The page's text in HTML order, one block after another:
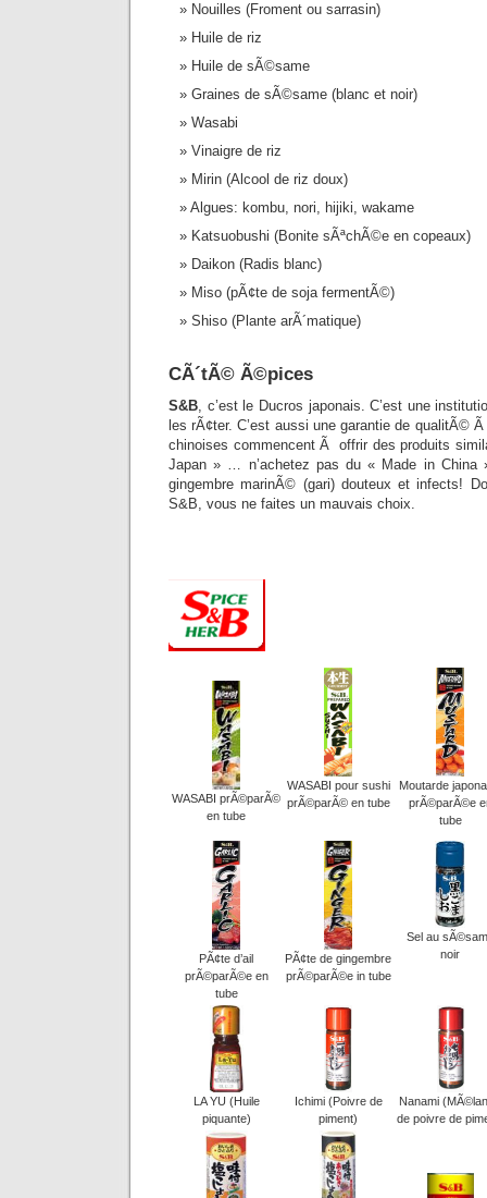
Nouilles (Froment ou sarrasin)
Huile de riz
Huile de sÃ©same
Graines de sÃ©same (blanc et noir)
Wasabi
Vinaigre de riz
Mirin (Alcool de riz doux)
Algues: kombu, nori, hijiki, wakame
Katsuobushi (Bonite sÃªchÃ©e en copeaux)
Daikon (Radis blanc)
Miso (pÃ¢te de soja fermentÃ©)
Shiso (Plante arÃ´matique)
CÃ´tÃ© Ã©pices
S&B, c’est le Ducros japonais. C’est une
les rÃ¢ter. C’est aussi une garantie de qualitÃ©
chinoises commencent Ã offrir des produits
Japan » … n’achetez pas du « Made in China
gingembre marinÃ© (gari) douteux et infects!
S&B, vous ne faites un mauvais choix.
WASABI prÃ©parÃ©
en tube
WASABI pour sushi
prÃ©parÃ© en tube
Moutarde
prÃ©parÃ©e
tube
PÃ¢te d’ail
prÃ©parÃ©e en
tube
PÃ¢te de gingembre
prÃ©parÃ©e in tube
Sel au
noir
LA YU (Huile
piquante)
Ichimi (Poivre de
piment)
Nanami
de poivre de